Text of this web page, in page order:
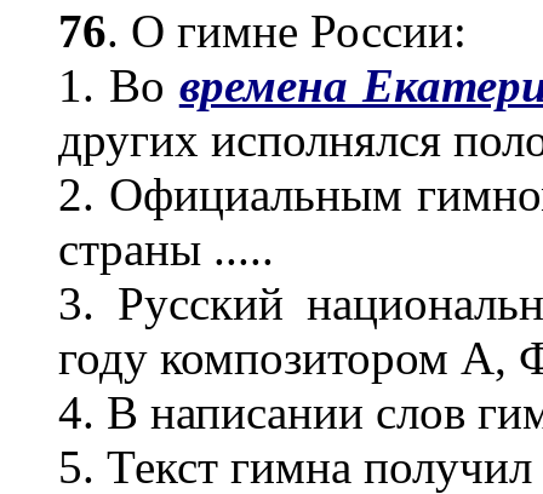
76. О гимне России:
1. Во времена
других исполнялся
2. Официальным
страны .....
3. Русский
году композитором А,
4. В написании слов
5. Текст гимна получил